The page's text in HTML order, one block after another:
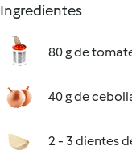
Ingredientes
80 g de
40 g de
2 - 3 dientes